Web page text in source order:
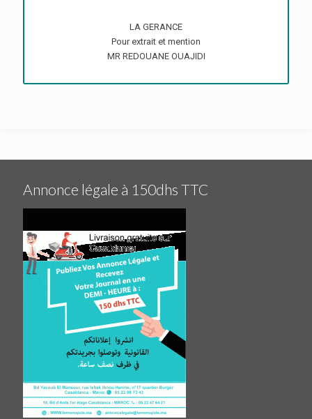
LA GERANCE
Pour extrait et mention
MR REDOUANE OUAJIDI
Annonce légale à 150dhs TTC